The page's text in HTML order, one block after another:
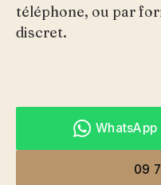
téléphone, ou par
discret.
WhatsApp
09